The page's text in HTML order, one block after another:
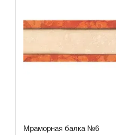
Мраморная балка №6